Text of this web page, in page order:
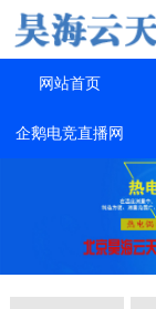
网站首页
企鹅电竞直播网